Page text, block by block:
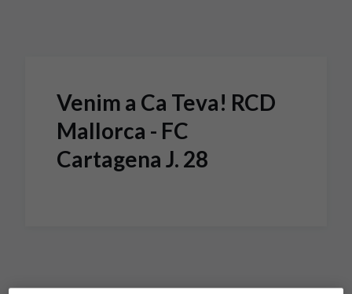
Venim a Ca Teva! RCD
Mallorca - FC
Cartagena J. 28